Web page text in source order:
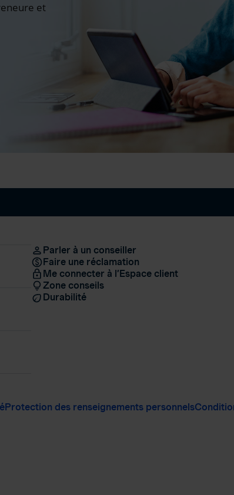
et
Parler à un conseiller
Faire une réclamation
Me connecter à l’Espace client
Zone conseils
Durabilité
Protection des renseignements personnels